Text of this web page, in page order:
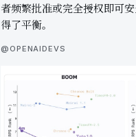
者频繁批准或完全授权即可
得了平衡。
@OPENAIDEVS